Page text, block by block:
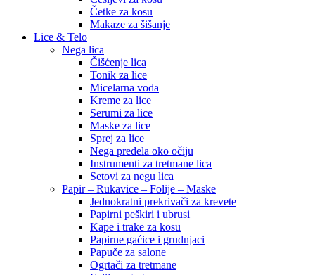
Četke za kosu
Makaze za šišanje
Lice & Telo
Nega lica
Čišćenje lica
Tonik za lice
Micelarna voda
Kreme za lice
Serumi za lice
Maske za lice
Sprej za lice
Nega predela oko očiju
Instrumenti za tretmane lica
Setovi za negu lica
Papir – Rukavice – Folije – Maske
Jednokratni prekrivači za krevete
Papirni peškiri i ubrusi
Kape i trake za kosu
Papirne gaćice i grudnjaci
Papuče za salone
Ogrtači za tretmane